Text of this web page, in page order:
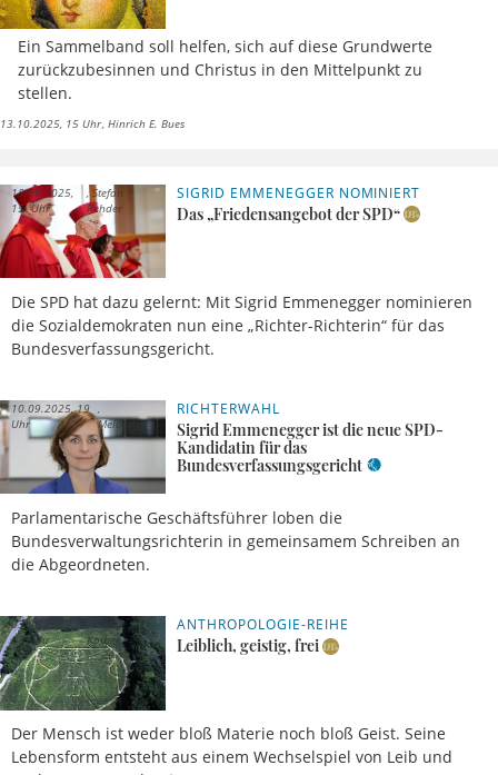
Ein Sammelband soll helfen, sich auf diese Grundwerte
zurückzubesinnen und Christus in den Mittelpunkt zu
stellen.
13.10.2025, 15 Uhr Hinrich E. Bues
SIGRID EMMENEGGER NOMINIERT
Das „Friedensangebot der SPD“
Die SPD hat dazu gelernt: Mit Sigrid Emmenegger nominieren
die Sozialdemokraten nun eine „Richter-Richterin“ für das
Bundesverfassungsgericht.
18.09.2025,
15 Uhr
Stefan
Rehder
RICHTERWAHL
Sigrid Emmenegger ist die neue SPD-
Kandidatin für das
Bundesverfassungsgericht
Parlamentarische Geschäftsführer loben die
Bundesverwaltungsrichterin in gemeinsamem Schreiben an
die Abgeordneten.
10.09.2025, 19
Uhr
Meldung
ANTHROPOLOGIE-REIHE
Leiblich, geistig, frei
Der Mensch ist weder bloß Materie noch bloß Geist. Seine
Lebensform entsteht aus einem Wechselspiel von Leib und
03.08.2025,
07 Uhr
Regine
Kather